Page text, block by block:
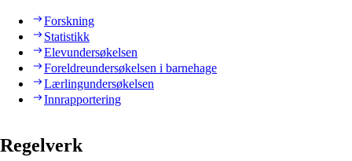
Forskning
Statistikk
Elevundersøkelsen
Foreldreundersøkelsen i barnehage
Lærlingundersøkelsen
Innrapportering
Regelverk